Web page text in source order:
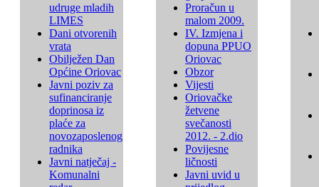
udruge mladih
LIMES
Dani otvorenih
vrata
Obilježen Dan
Općine Oriovac
Javni poziv za
sufinanciranje
doprinosa iz
plaće za
novozaposlenog
radnika
Javni natječaj -
Komunalni
Proračun u
malom 2009.
IV. Izmjena i
dopuna PPUO
Oriovac
Obzor
Vijesti
Oriovačke
žetvene
svečanosti
2012. - 2.dio
Povijesne
ličnosti
Javni uvid u